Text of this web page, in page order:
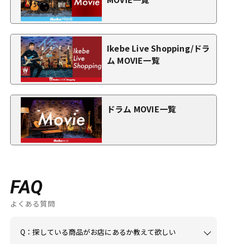
Ikebe Live Shopping/ドラ
ム MOVIE一覧
ドラム MOVIE一覧
FAQ
よくある質問
Q：探している商品がお店にあるか教えて欲しい